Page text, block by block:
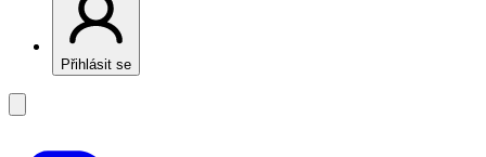
Přihlásit se